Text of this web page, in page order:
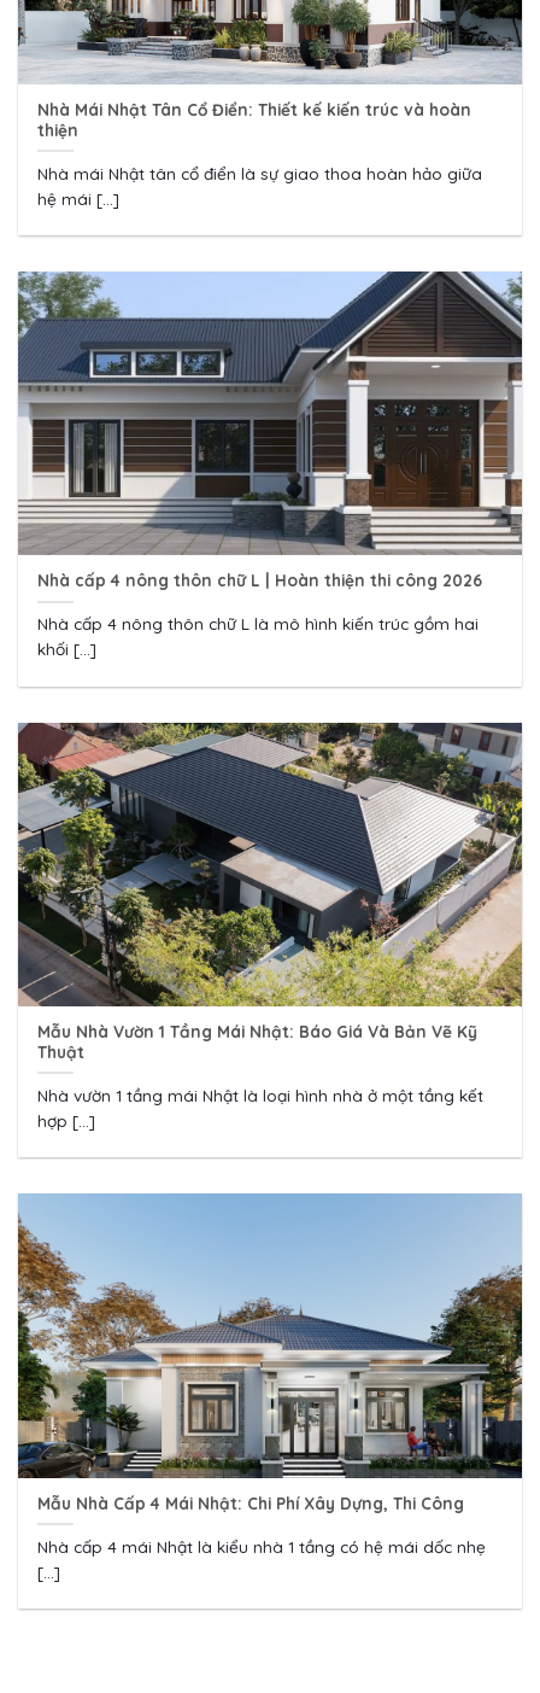
Nhà Mái Nhật Tân Cổ Điển: Thiết kế kiến trúc và hoàn
thiện
Nhà mái Nhật tân cổ điển là sự giao thoa hoàn hảo giữa
hệ mái [...]
Nhà cấp 4 nông thôn chữ L | Hoàn thiện thi công 2026
Nhà cấp 4 nông thôn chữ L là mô hình kiến trúc gồm hai
khối [...]
Mẫu Nhà Vườn 1 Tầng Mái Nhật: Báo Giá Và Bản Vẽ Kỹ
Thuật
Nhà vườn 1 tầng mái Nhật là loại hình nhà ở một tầng kết
hợp [...]
Mẫu Nhà Cấp 4 Mái Nhật: Chi Phí Xây Dựng, Thi Công
Nhà cấp 4 mái Nhật là kiểu nhà 1 tầng có hệ mái dốc nhẹ
[...]